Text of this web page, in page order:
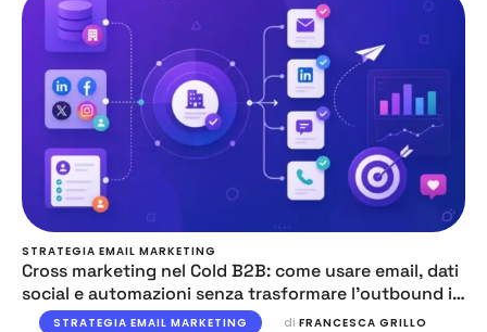
STRATEGIA EMAIL MARKETING
Cross marketing nel Cold B2B: come usare email, dati
social e automazioni senza trasformare l’outbound in
caosSTRATEGIA EMAIL MARKETING di FRANCESCA GRILLO